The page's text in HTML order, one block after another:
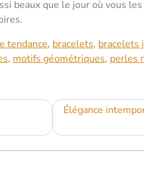
beaux que le jour où vous
tendance, bracelets, bracelets
, motifs géométriques, perles
Élégance